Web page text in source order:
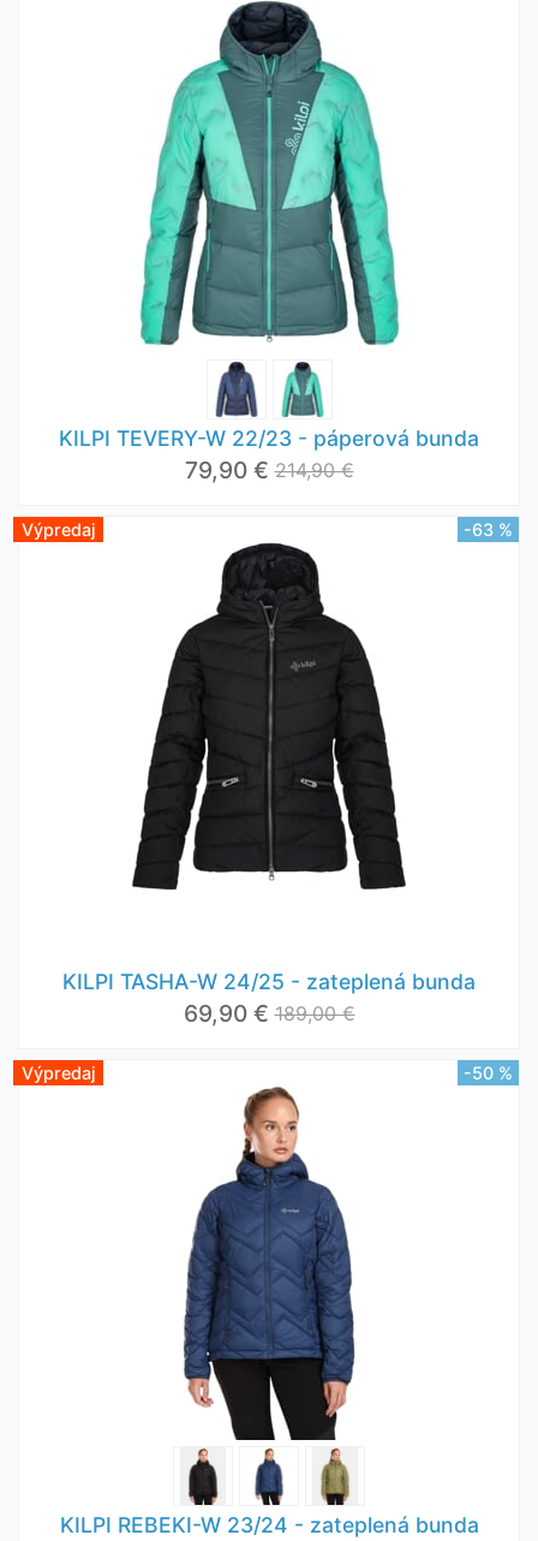
KILPI TEVERY-W 22/23 - páperová bunda
79,90 € 214,90 €
Výpredaj -63 %
KILPI TASHA-W 24/25 - zateplená bunda
69,90 € 189,00 €
Výpredaj -50 %
KILPI REBEKI-W 23/24 - zateplená bunda